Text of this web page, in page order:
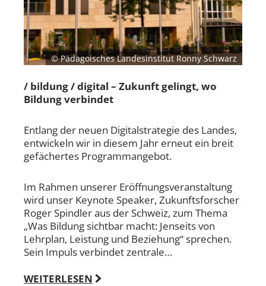
© Pädagoisches Landesinstitut Ronny Schwarz
/ bildung / digital – Zukunft gelingt, wo
Bildung verbindet
Entlang der neuen Digitalstrategie des Landes,
entwickeln wir in diesem Jahr erneut ein breit
gefächertes Programmangebot.
Im Rahmen unserer Eröffnungsveranstaltung
wird unser Keynote Speaker, Zukunftsforscher
Roger Spindler aus der Schweiz, zum Thema
„Was Bildung sichtbar macht: Jenseits von
Lehrplan, Leistung und Beziehung“ sprechen.
Sein Impuls verbindet zentrale…
WEITERLESEN